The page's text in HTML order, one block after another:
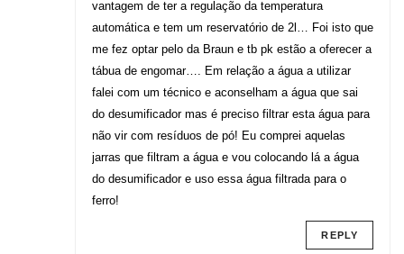
vantagem de ter a regulação da temperatura
automática e tem um reservatório de 2l… Foi isto que
me fez optar pelo da Braun e tb pk estão a oferecer a
tábua de engomar…. Em relação a água a utilizar
falei com um técnico e aconselham a água que sai
do desumificador mas é preciso filtrar esta água para
não vir com resíduos de pó! Eu comprei aquelas
jarras que filtram a água e vou colocando lá a água
do desumificador e uso essa água filtrada para o
ferro!
REPLY